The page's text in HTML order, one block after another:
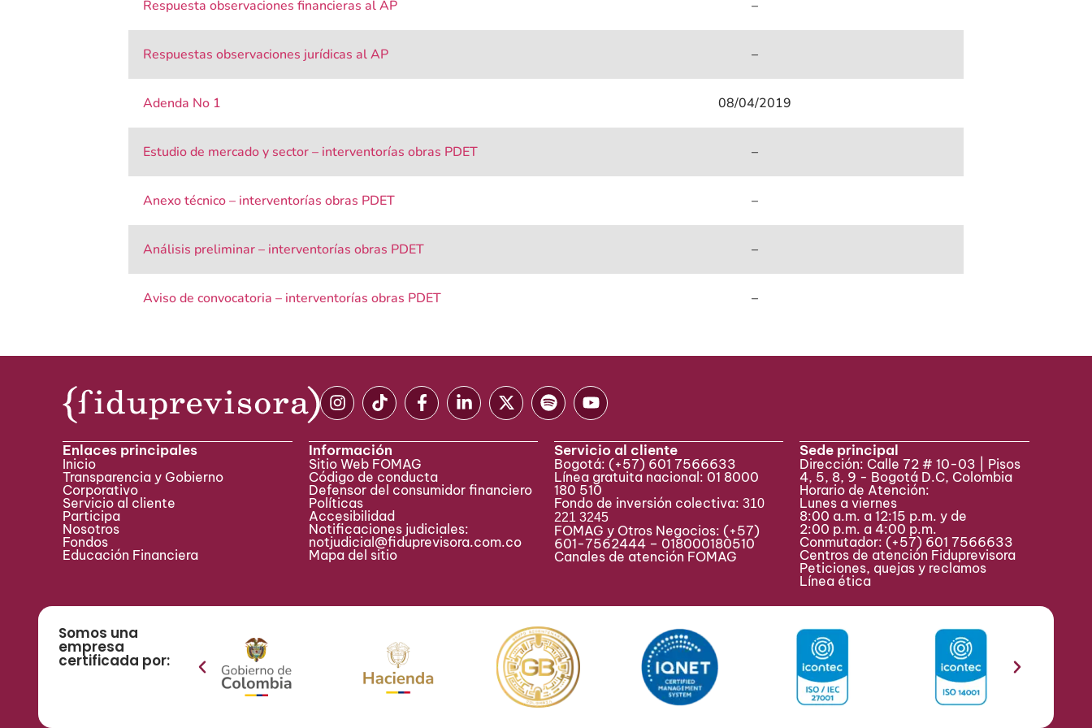
Respuesta observaciones financieras al AP –
Respuestas observaciones jurídicas al AP –
Adenda No 1 08/04/2019
Estudio de mercado y sector – interventorías obras PDET –
Anexo técnico – interventorías obras PDET –
Análisis preliminar – interventorías obras PDET –
Aviso de convocatoria – interventorías obras PDET –
Enlaces principales
Inicio
Transparencia y Gobierno
Corporativo
Servicio al cliente
Participa ​
Nosotros
Fondos
Educación Financiera
Información
Sitio Web FOMAG
Código de conducta
Defensor del consumidor financiero
Políticas
Accesibilidad
Notificaciones judiciales:
notjudicial@fiduprevisora.com.co
Mapa del sitio
Servicio al cliente
Bogotá: (+57) 601 7566633
Línea gratuita nacional: 01 8000
180 510
Fondo de inversión colectiva: 310
221 3245
FOMAG y Otros Negocios: (+57)
601-7562444 – 018000180510
Canales de atención FOMAG
Sede principal
Dirección: Calle 72 # 10-03 | Pisos
4, 5, 8, 9 - Bogotá D.C, Colombia
Horario de Atención:
Lunes a viernes
8:00 a.m. a 12:15 p.m. y de
2:00 p.m. a 4:00 p.m.
Conmutador: (+57) 601 7566633
Centros de atención Fiduprevisora
Peticiones, quejas y reclamos
Línea ética
Somos una
empresa
certificada por: